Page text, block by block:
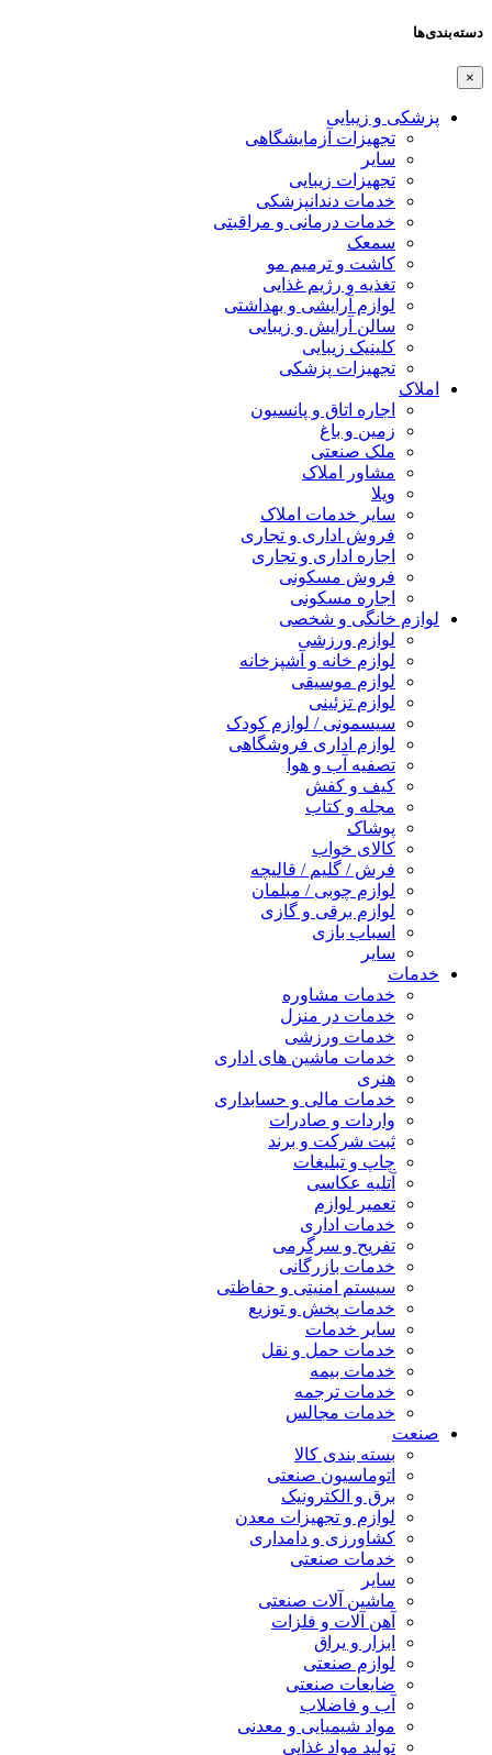
دسته‌بندی‌ها
×
پزشکی و زیبایی
تجهیزات آزمایشگاهی
سایر
تجهیزات زیبایی
خدمات دندانپزشکی
خدمات درمانی و مراقبتی
سمعک
کاشت و ترمیم مو
تغذیه و رژیم غذایی
لوازم آرایشی و بهداشتی
سالن آرایش و زیبایی
کلینیک زیبایی
تجهیزات پزشکی
املاک
اجاره اتاق و پانسیون
زمین و باغ
ملک صنعتی
مشاور املاک
ویلا
سایر خدمات املاک
فروش اداری و تجاری
اجاره اداری و تجاری
فروش مسکونی
اجاره مسکونی
لوازم خانگی و شخصی
لوازم ورزشی
لوازم خانه و آشپزخانه
لوازم موسیقی
لوازم تزئینی
سیسمونی / لوازم کودک
لوازم اداری فروشگاهی
تصفیه آب و هوا
کیف و کفش
مجله و کتاب
پوشاک
کالای خواب
فرش / گلیم / قالیچه
لوازم چوبی / مبلمان
لوازم برقی و گازی
اسباب بازی
سایر
خدمات
خدمات مشاوره
خدمات در منزل
خدمات ورزشی
خدمات ماشین های اداری
هنری
خدمات مالی و حسابداری
واردات و صادرات
ثبت شرکت و برند
چاپ و تبلیغات
آتلیه عکاسی
تعمیر لوازم
خدمات اداری
تفریح و سرگرمی
خدمات بازرگانی
سیستم امنیتی و حفاظتی
خدمات پخش و توزیع
سایر خدمات
خدمات حمل و نقل
خدمات بیمه
خدمات ترجمه
خدمات مجالس
صنعت
بسته بندی کالا
اتوماسیون صنعتی
برق و الکترونیک
لوازم و تجهیزات معدن
کشاورزی و دامداری
خدمات صنعتی
سایر
ماشین آلات صنعتی
آهن آلات و فلزات
ابزار و یراق
لوازم صنعتی
ضایعات صنعتی
آب و فاضلاب
مواد شیمیایی و معدنی
تولید مواد غذایی